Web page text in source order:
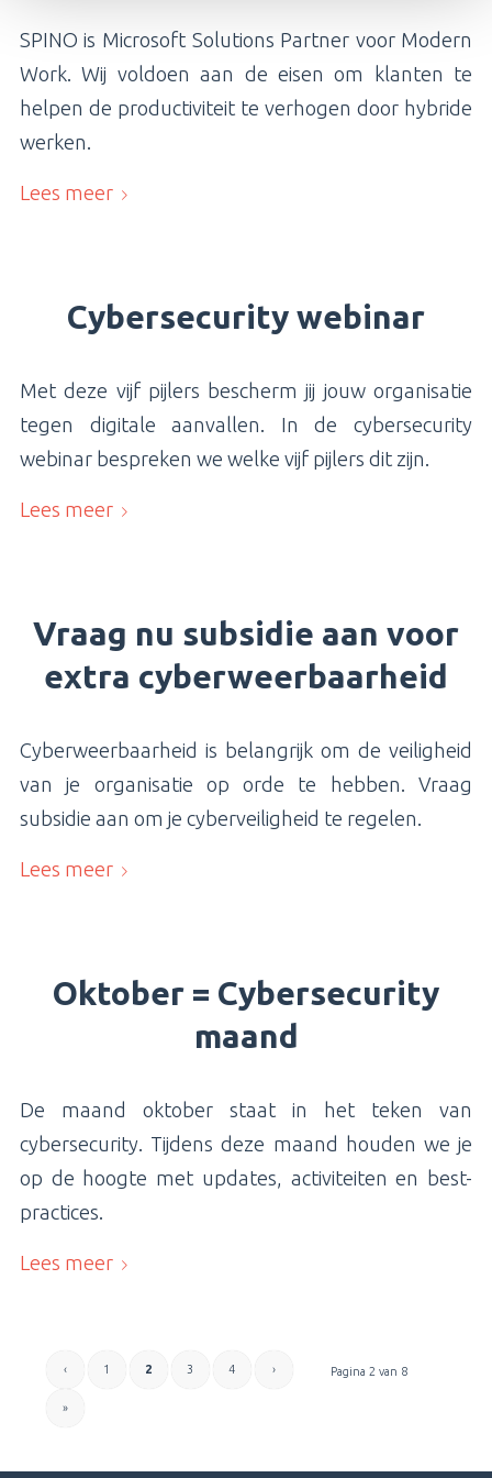
SPINO is Microsoft Solutions Partner voor Modern
Work. Wij voldoen aan de eisen om klanten te
helpen de productiviteit te verhogen door hybride
werken.
Lees meer
Cybersecurity webinar
Met deze vijf pijlers bescherm jij jouw organisatie
tegen digitale aanvallen. In de cybersecurity
webinar bespreken we welke vijf pijlers dit zijn.
Lees meer
Vraag nu subsidie aan voor
extra cyberweerbaarheid
Cyberweerbaarheid is belangrijk om de veiligheid
van je organisatie op orde te hebben. Vraag
subsidie aan om je cyberveiligheid te regelen.
Lees meer
Oktober = Cybersecurity
maand
De maand oktober staat in het teken van
cybersecurity. Tijdens deze maand houden we je
op de hoogte met updates, activiteiten en best-
practices.
Lees meer
Pagina 2 van 8
‹ 1 2 3 4 ›
»